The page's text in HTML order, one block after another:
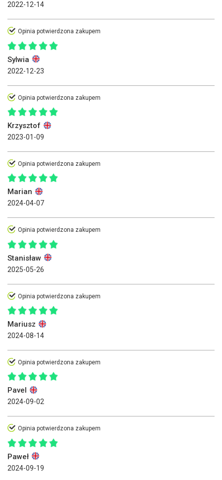
2022-12-14
Opinia potwierdzona zakupem
Sylwia
2022-12-23
Opinia potwierdzona zakupem
Krzysztof
2023-01-09
Opinia potwierdzona zakupem
Marian
2024-04-07
Opinia potwierdzona zakupem
Stanisław
2025-05-26
Opinia potwierdzona zakupem
Mariusz
2024-08-14
Opinia potwierdzona zakupem
Pavel
2024-09-02
Opinia potwierdzona zakupem
Paweł
2024-09-19